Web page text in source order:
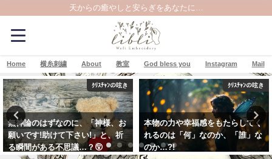
天からの癒やしと安らぎをあなたに…
Home 横糸刺繍 About 教室 God bless you Instagram Mail
ｸﾘｽﾁｬﾝの呟き
本物の力や幸福感をもたらしてく
れるのは「何」なのか、「誰」な
のか…?!
お知らせ
8月のアトリエ教室（日程）
2026年8月5日